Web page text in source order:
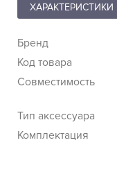
ХАРАКТЕРИСТИКИ
Бренд
Код товара
Совместимость
Тип аксессуара
Комплектация